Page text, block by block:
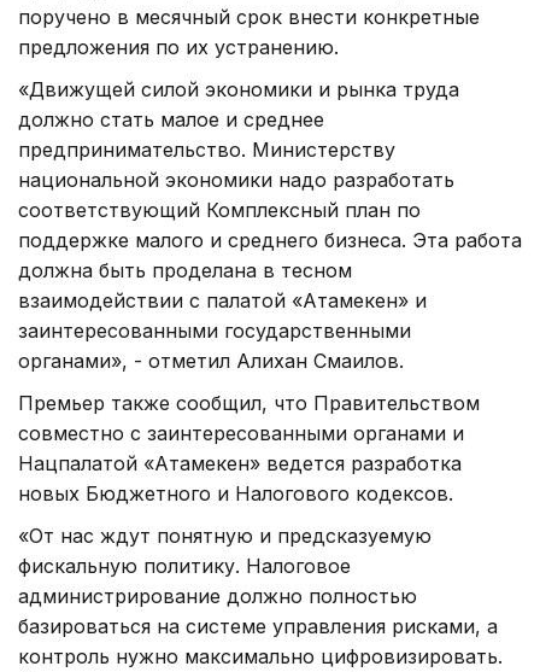
поручено в месячный срок внести конкретные
предложения по их устранению.
«Движущей силой экономики и рынка труда
должно стать малое и среднее
предпринимательство. Министерству
национальной экономики надо разработать
соответствующий Комплексный план по
поддержке малого и среднего бизнеса. Эта работа
должна быть проделана в тесном
взаимодействии с палатой «Атамекен» и
заинтересованными государственными
органами», - отметил Алихан Смаилов.
Премьер также сообщил, что Правительством
совместно с заинтересованными органами и
Нацпалатой «Атамекен» ведется разработка
новых Бюджетного и Налогового кодексов.
«От нас ждут понятную и предсказуемую
фискальную политику. Налоговое
администрирование должно полностью
базироваться на системе управления рисками, а
контроль нужно максимально цифровизировать.